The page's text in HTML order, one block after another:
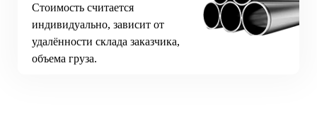
Стоимость считается
индивидуально, зависит от
удалённости склада заказчика,
объема груза.